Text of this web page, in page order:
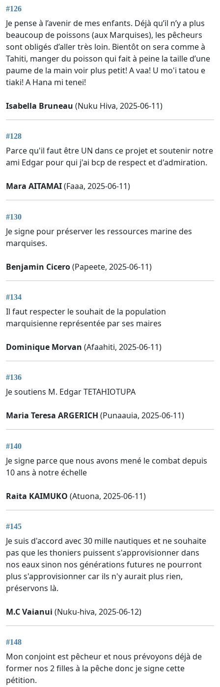
#126
Je pense à l’avenir de mes enfants. Déjà qu’il n’y a plus
beaucoup de poissons (aux Marquises), les pêcheurs
sont obligés d’aller très loin. Bientôt on sera comme à
Tahiti, manger du poisson qui fait à peine la taille d’une
paume de la main voir plus petit! A vaa! U mo'i tatou e
tiaki! A Hana mi tenei!
Isabella Bruneau (Nuku Hiva, 2025-06-11)
#128
Parce qu'il faut être UN dans ce projet et soutenir notre
ami Edgar pour qui j'ai bcp de respect et d'admiration.
Mara AITAMAI(Faaa, 2025-06-11)
#130
Je signe pour préserver les ressources marine des
marquises.
Benjamin Cicero(Papeete, 2025-06-11)
#134
Il faut respecter le souhait de la population
marquisienne représentée par ses maires
Dominique Morvan (Afaahiti, 2025-06-11)
#136
Je soutiens M. Edgar TETAHIOTUPA
Maria Teresa ARGERICH (Punaauia, 2025-06-11)
#140
Je signe parce que nous avons mené le combat depuis
10 ans à notre échelle
Raita KAIMUKO (Atuona, 2025-06-11)
#145
Je suis d'accord avec 30 mille nautiques et ne souhaite
pas que les thoniers puissent s'approvisionner dans
nos eaux sinon nos générations futures ne pourront
plus s'approvisionner car ils n'y aurait plus rien,
préservons là.
M.C Vaianui (Nuku-hiva, 2025-06-12)
#148
Mon conjoint est pêcheur et nous prévoyons déjà de
former nos 2 filles à la pêche donc je signe cette
pétition.